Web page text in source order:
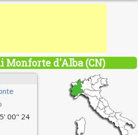
Monforte d'Alba (CN)
00" 24